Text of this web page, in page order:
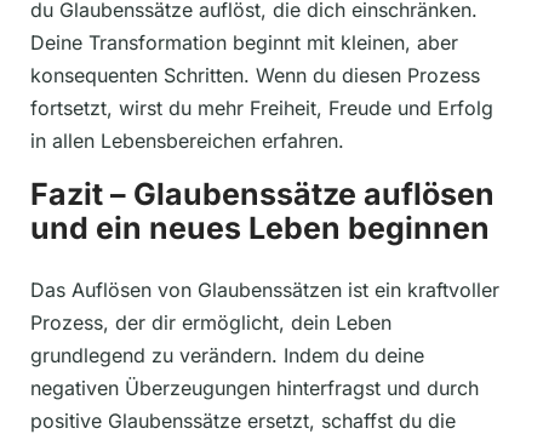
du Glaubenssätze auflöst, die dich einschränken.
Deine Transformation beginnt mit kleinen, aber
konsequenten Schritten. Wenn du diesen Prozess
fortsetzt, wirst du mehr Freiheit, Freude und Erfolg
in allen Lebensbereichen erfahren.
Fazit – Glaubenssätze auflösen
und ein neues Leben beginnen
Das Auflösen von Glaubenssätzen ist ein kraftvoller
Prozess, der dir ermöglicht, dein Leben
grundlegend zu verändern. Indem du deine
negativen Überzeugungen hinterfragst und durch
positive Glaubenssätze ersetzt, schaffst du die